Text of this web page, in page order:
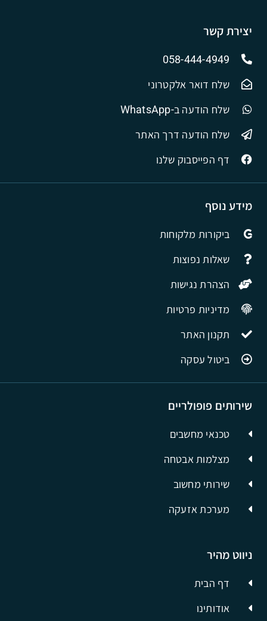
ניווט מהיר
דף הבית
אודותינו
שירותים פופולריים
טכנאי מחשבים
מצלמות אבטחה
שירותי מחשוב
מערכת אזעקה
מידע נוסף
ביקורות מלקוחות
שאלות נפוצות
הצהרת נגישות
מדיניות פרטיות
תקנון האתר
ביטול עסקה
יצירת קשר
058-444-4949
שלח דואר אלקטרוני
שלח הודעה ב-WhatsApp
שלח הודעה דרך האתר
דף הפייסבוק שלנו